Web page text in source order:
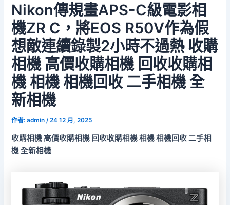
Nikon傳規畫APS-C級電影相
機ZR C，將EOS R50V作為假
想敵連續錄製2小時不過熱 收購
相機 高價收購相機 回收收購相
機 相機 相機回收 二手相機 全
新相機
作者:admin/24 12 月, 2025
收購相機 高價收購相機 回收收購相機 相機 相機回收 二手相
機 全新相機